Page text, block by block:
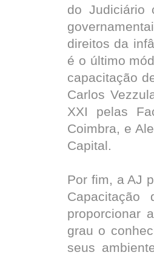
do Judiciário
direitos da
é o último
capacitação
Carlos
XXI pelas
Coimbra, e
Capital.
Por fim, a AJ
proporcionar
grau o
seus